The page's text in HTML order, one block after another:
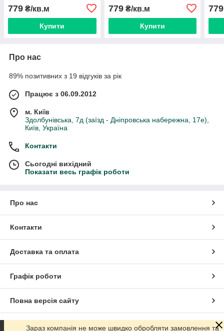
779 ₴/кв.м
Купити
779₴/кв.м
Купити
779
Про нас
89% позитивних з 19 відгуків за рік
Працює з 06.09.2012
м. Київ
Здолбунівська, 7д (заїзд - Дніпровська набережна, 17е),
Київ, Україна
Контакти
Сьогодні вихідний
Показати весь графік роботи
Про нас
Контакти
Доставка та оплата
Графік роботи
Повна версія сайту
Сайт створено на маркетплейсі Prom.ua
Зараз компанія не може швидко обробляти замовлення та